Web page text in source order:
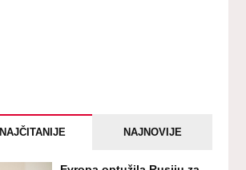
NAJČITANIJE NAJNOVIJE